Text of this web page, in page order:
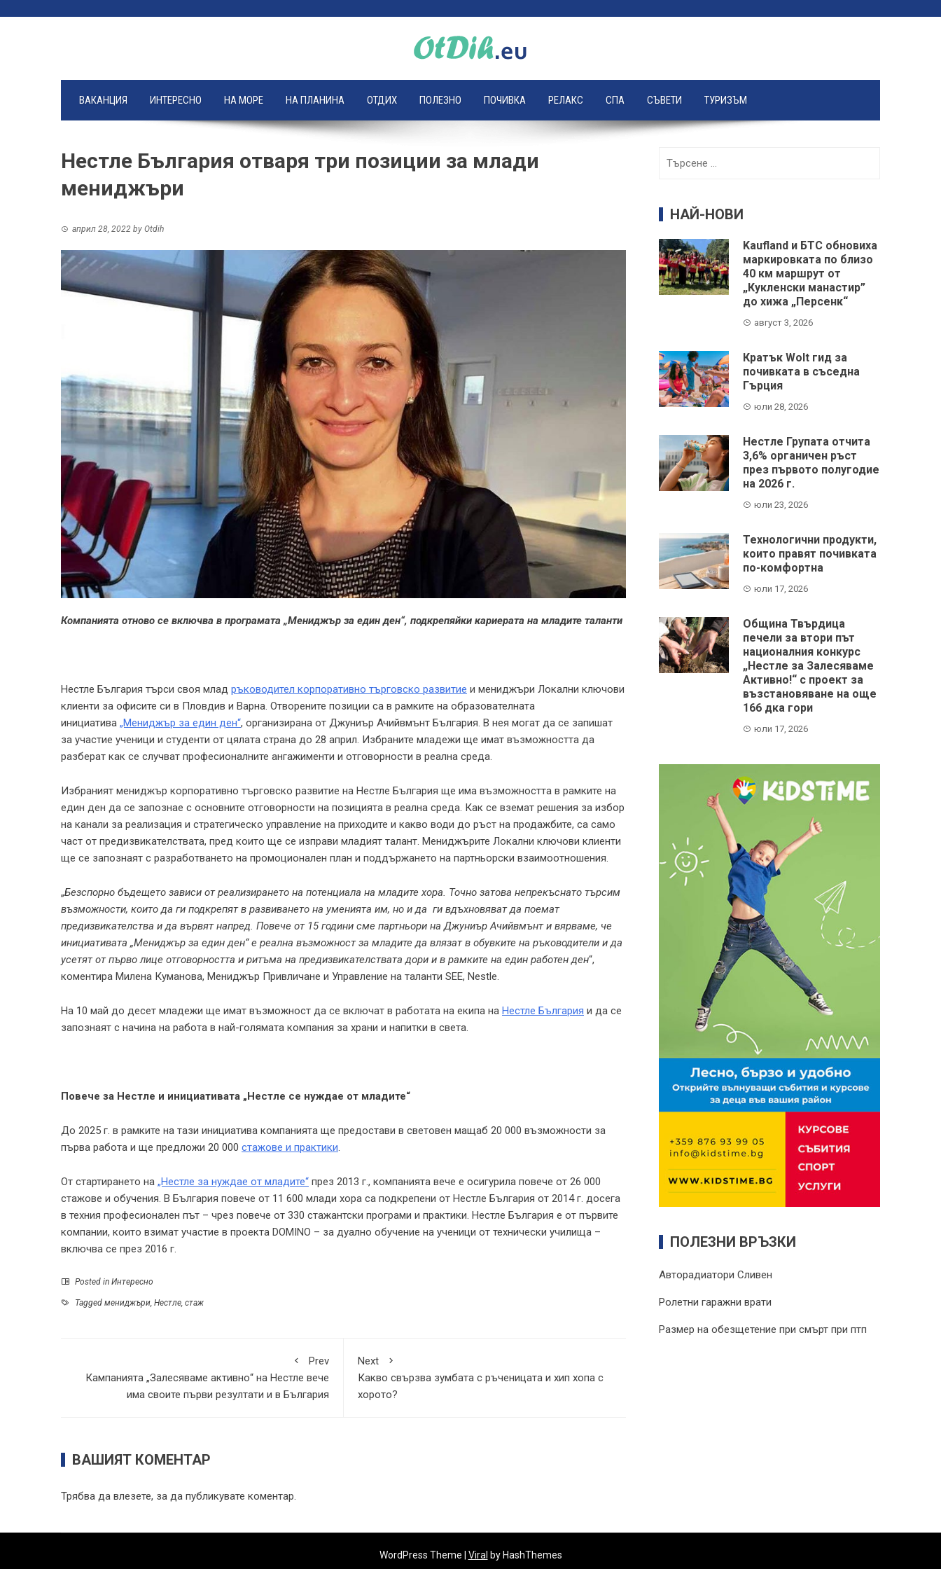
ВАКАНЦИЯ ИНТЕРЕСНО НА МОРЕ НА ПЛАНИНА ОТДИХ ПОЛЕЗНО ПОЧИВКА РЕЛАКС СПА СЪВЕТИ ТУРИЗЪМ
Нестле България отваря три позиции за млади
мениджъри
април 28, 2022 by Otdih
Компанията отново се включва в програмата „Мениджър за един ден“, подкрепяйки кариерата на младите таланти
Нестле България търси своя млад ръководител корпоративно търговско развитие и мениджъри Локални ключови
клиенти за офисите си в Пловдив и Варна. Отворените позиции са в рамките на образователната
инициатива „Мениджър за един ден“, организирана от Джуниър Ачийвмънт България. В нея могат да се запишат
за участие ученици и студенти от цялата страна до 28 април. Избраните младежи ще имат възможността да
разберат как се случват професионалните ангажименти и отговорности в реална среда.
Избраният мениджър корпоративно търговско развитие на Нестле България ще има възможността в рамките на
един ден да се запознае с основните отговорности на позицията в реална среда. Как се вземат решения за избор
на канали за реализация и стратегическо управление на приходите и какво води до ръст на продажбите, са само
част от предизвикателствата, пред които ще се изправи младият талант. Мениджърите Локални ключови клиенти
ще се запознаят с разработването на промоционален план и поддържането на партньорски взаимоотношения.
„Безспорно бъдещето зависи от реализирането на потенциала на младите хора. Точно затова непрекъснато търсим
възможности, които да ги подкрепят в развиването на уменията им, но и да ги вдъхновяват да поемат
предизвикателства и да вървят напред. Повече от 15 години сме партньори на Джуниър Ачийвмънт и вярваме, че
инициативата „Мениджър за един ден“ е реална възможност за младите да влязат в обувките на ръководители и да
усетят от първо лице отговорността и ритъма на предизвикателствата дори и в рамките на един работен ден“,
коментира Милена Куманова, Мениджър Привличане и Управление на таланти SEE, Nestle.
На 10 май до десет младежи ще имат възможност да се включат в работата на екипа на Нестле България и да се
запознаят с начина на работа в най-голямата компания за храни и напитки в света.
Повече за Нестле и инициативата „Нестле се нуждае от младите“
До 2025 г. в рамките на тази инициатива компанията ще предостави в световен мащаб 20 000 възможности за
първа работа и ще предложи 20 000 стажове и практики.
От стартирането на „Нестле за нуждае от младите“ през 2013 г., компанията вече е осигурила повече от 26 000
стажове и обучения. В България повече от 11 600 млади хора са подкрепени от Нестле България от 2014 г. досега
в техния професионален път – чрез повече от 330 стажантски програми и практики. Нестле България е от първите
компании, които взимат участие в проекта DOMINO – за дуално обучение на ученици от технически училища –
включва се през 2016 г.
Posted in Интересно
Tagged мениджъри, Нестле, стаж
Prev
Кампанията „Залесяваме активно“ на Нестле вече
има своите първи резултати и в България
Next
Какво свързва зумбата с ръченицата и хип хопа с
хорото?
ВАШИЯТ КОМЕНТАР
Трябва да влезете, за да публикувате коментар.
НАЙ-НОВИ
Kaufland и БТС обновиха
маркировката по близо
40 км маршрут от
„Кукленски манастир”
до хижа „Персенк“
август 3, 2026
Кратък Wolt гид за
почивката в съседна
Гърция
юли 28, 2026
Нестле Групата отчита
3,6% органичен ръст
през първото полугодие
на 2026 г.
юли 23, 2026
Технологични продукти,
които правят почивката
по-комфортна
юли 17, 2026
Община Твърдица
печели за втори път
националния конкурс
„Нестле за Залесяваме
Активно!“ с проект за
възстановяване на още
166 дка гори
юли 17, 2026
ПОЛЕЗНИ ВРЪЗКИ
Авторадиатори Сливен
Ролетни гаражни врати
Размер на обезщетение при смърт при птп
WordPress Theme | Viral by HashThemes